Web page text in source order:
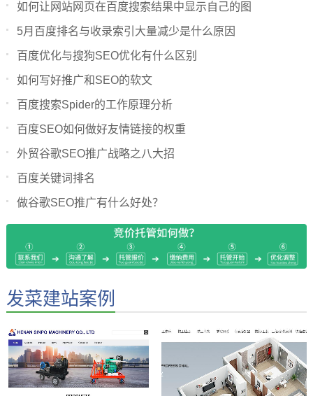
如何让网站网页在百度搜索结果中显示自己的图
5月百度排名与收录索引大量减少是什么原因
百度优化与搜狗SEO优化有什么区别
如何写好推广和SEO的软文
百度搜索Spider的工作原理分析
百度SEO如何做好友情链接的权重
外贸谷歌SEO推广战略之八大招
百度关键词排名
做谷歌SEO推广有什么好处？
发菜建站案例